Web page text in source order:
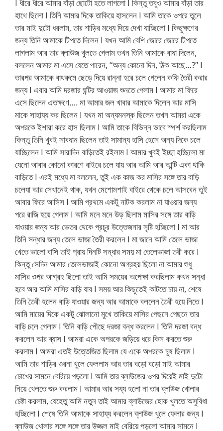
I ধীরে ধীরে আমার বাঁড়া ছোটো হতে লাগলো I কিন্তু তবুও আমার বাঁড়া তার
হাথে ছিলো I তিনি আমার দিকে তাকিয়ে হাসলেন I আমি তাকে ওপরে তুলে
তার মাই দুটো ধরলাম, তার শাড়ির মধ্যে দিয়ে দেখা যাচ্ছিলো I কিছুক্ষণের
জন্য তিনি আমাকে টিপতে দিলেন I যখন আমি বেশি জোরে জোরে টিপতে
লাগলাম আর তার ব্লাউজ খুলতে গেলাম তখন তিনি আমাকে বাধা দিলেন,
বললেন আমার মা এসে যেতে পারেন, “অন্য কোনো দিন, ঠিক আছে…?” I
তারপর আমাকে বাথরুমে ছেড়ে দিয়ে রান্না হরে চলে গেলেন কফি তৈরী করার
জন্য I এবার আমি দরজার ঘন্টির আওয়াজ শুনতে পেলাম I আমার মা ফিরে
এসে ছিলেন এতক্ষণে…. মা আমার জল খাবার আমাকে দিলেন আর মাসি
মাকে সাহায্য কর ছিলেন I যখন মা অন্যমনস্ক ছিলেন তখন আমরা একে
অপরকে ইশারা করে হাস ছিলাম I আমি তাকে বিভিন্ন ভাবে স্পর্শ করছিলাম
কিন্তু তিনি খুবই সাবধান ছিলেন তাই সামান্য হাসি হেসে অন্য দিকে চলে
যাচ্ছিলেন I আমি সারাদিন বাড়িতেই রইলাম I আমার খুবই ইচ্ছা হচ্ছিলো মা
যেনো আবার কোনো কারণে বাইরে চলে যায় আর আমি আর আন্টি একা থাকি
বাড়িতে I এরই মধ্যে মা বললেন, তুই এক কাজ কর মাসির সঙ্গে তার বাড়ি
চলেযা আর সেখানেই থাক, যখন মেশোমশাই বাইরে থেকে চলে আসবেন তুই
আবার ফিরে আসিস I আমি প্রথমে একটু নাটক করলাম না যাওয়ার জন্য
পরে রাজি হয়ে গেলাম I আমি মনে মনে উড় ছিলাম মাসির সঙ্গে তার বাড়ি
যাওয়ার জন্য আর ভেতর থেকে প্রচুর উত্তেজনার সৃষ্টি হচ্ছিলো I মা আর
তিনি সন্ধার জন্য তেলে ভাজা তৈরী করলেন I মা জানে আমি তেলে ভাজা
খেতে ভালো বাসি তাই প্রায় দিনটি সন্ধার সময় মা তেলেভাজা তরী করে I
কিন্তু সেদিন আমার তেলেভাজাই কোনো অগ্রহয় ছিলো না আমার শুধু
মাসির ওপর আগ্রহ ছিলো তাই আমি সময়ের অপেক্ষা করছিলাম কখন সন্ধা
হবে আর আমি মাসির বাড়ি যাব I সময় আর কিছুতেই কাটতে চায় না, শেষে
তিনি তৈরী হলেন বাড়ি যাওয়ার জন্য আর আমাকে বললেন তৈরী হয়ে নিতে I
আমি মায়ের দিকে একটু ঝোলানো মুখে তাকিয়ে মাসির পেছনে পেছনে তার
বাড়ি চলে গেলাম I তিনি বাড়ি পৌছে দরজা বন্ধ করলেন I তিনি দরজা বন্ধ
করলেন আর ব্যাস I আমরা একে অপরকে জড়িয়ে ধরে কিস করতে শুরু
করলাম I আমরা এতই উত্তেজিত ছিলাম যে একে অপরকে চুষ ছিলাম I
আমি তার শাড়ির ওরনা খুলে ফেললাম আর তার বড়ো বড়ো মাই আমার
চোখের সামনে বেরিয়ে পড়লো I আমি তার ব্লাউজের ওপর দিয়েই মাই দুটো
নিয়ে খেলতে শুরু করলাম I আমার আর সয্য হলো না তার ব্লাউজ খোলার
চেষ্টা করলাম, যেহেতু আমি নতুন তাই আমার ব্লাউজের হোক খুলতে অসুবিধা
হচ্ছিলো I শেষে তিনি আমাকে সাহায্য করলেন ব্লাউজ খুলে ফেলার জন্য I
ব্লাউজ খোলার সঙ্গে সঙ্গে তার উজ্জল মাই বেরিয়ে পড়লো আমার সামনে I